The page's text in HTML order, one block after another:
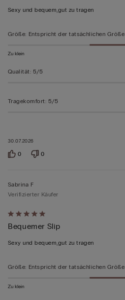
von
bewertet
30.07.2026
Sexy und bequem,gut zu tragen
Größe: Entspricht der tatsächlichen Größe
Zu klein
Qualität: 5/5
Tragekomfort: 5/5
0 0
Mit
5
von
bewertet
Sabrina F
Verifizierter Käufer
Bequemer Slip
Sexy und bequem,gut zu tragen
Größe: Entspricht der tatsächlichen Größe
Zu klein